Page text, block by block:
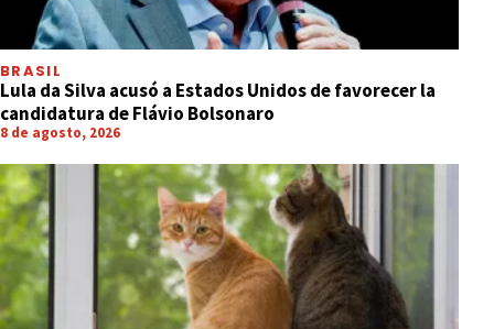
BRASIL
Lula da Silva acusó a Estados Unidos de favorecer la
candidatura de Flávio Bolsonaro
8 de agosto, 2026